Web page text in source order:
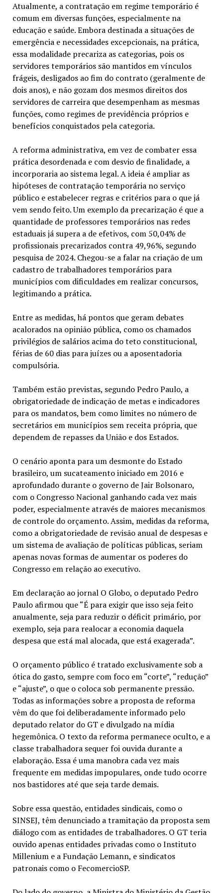
Atualmente, a contratação em regime temporário é
comum em diversas funções, especialmente na
educação e saúde. Embora destinada a situações de
emergência e necessidades excepcionais, na prática,
essa modalidade precariza as categorias, pois os
servidores temporários são mantidos em vínculos
frágeis, desligados ao fim do contrato (geralmente de
dois anos), e não gozam dos mesmos direitos dos
servidores de carreira que desempenham as mesmas
funções, como regimes de previdência próprios e
benefícios conquistados pela categoria.
A reforma administrativa, em vez de combater essa
prática desordenada e com desvio de finalidade, a
incorporaria ao sistema legal. A ideia é ampliar as
hipóteses de contratação temporária no serviço
público e estabelecer regras e critérios para o que já
vem sendo feito. Um exemplo da precarização é que a
quantidade de professores temporários nas redes
estaduais já supera a de efetivos, com 50,04% de
profissionais precarizados contra 49,96%, segundo
pesquisa de 2024. Chegou-se a falar na criação de um
cadastro de trabalhadores temporários para
municípios com dificuldades em realizar concursos,
legitimando a prática.
Entre as medidas, há pontos que geram debates
acalorados na opinião pública, como os chamados
privilégios de salários acima do teto constitucional,
férias de 60 dias para juízes ou a aposentadoria
compulsória.
Também estão previstas, segundo Pedro Paulo, a
obrigatoriedade de indicação de metas e indicadores
para os mandatos, bem como limites no número de
secretários em municípios sem receita própria, que
dependem de repasses da União e dos Estados.
O cenário aponta para um desmonte do Estado
brasileiro, um sucateamento iniciado em 2016 e
aprofundado durante o governo de Jair Bolsonaro,
com o Congresso Nacional ganhando cada vez mais
poder, especialmente através de maiores mecanismos
de controle do orçamento. Assim, medidas da reforma,
como a obrigatoriedade de revisão anual de despesas e
um sistema de avaliação de políticas públicas, seriam
apenas novas formas de aumentar os poderes do
Congresso em relação ao executivo.
Em declaração ao jornal O Globo, o deputado Pedro
Paulo afirmou que “É para exigir que isso seja feito
anualmente, seja para reduzir o déficit primário, por
exemplo, seja para realocar a economia daquela
despesa que está mal alocada, que está exagerada”.
O orçamento público é tratado exclusivamente sob a
ótica do gasto, sempre com foco em “corte”, “redução”
e “ajuste”, o que o coloca sob permanente pressão.
Todas as informações sobre a proposta de reforma
vêm do que foi deliberadamente informado pelo
deputado relator do GT e divulgado na mídia
hegemônica. O texto da reforma permanece oculto, e a
classe trabalhadora sequer foi ouvida durante a
elaboração. Essa é uma manobra cada vez mais
frequente em medidas impopulares, onde tudo ocorre
nos bastidores até que seja tarde demais.
Sobre essa questão, entidades sindicais, como o
SINSEJ, têm denunciado a tramitação da proposta sem
diálogo com as entidades de trabalhadores. O GT teria
ouvido apenas entidades privadas como o Instituto
Millenium e a Fundação Lemann, e sindicatos
patronais como o FecomercioSP.